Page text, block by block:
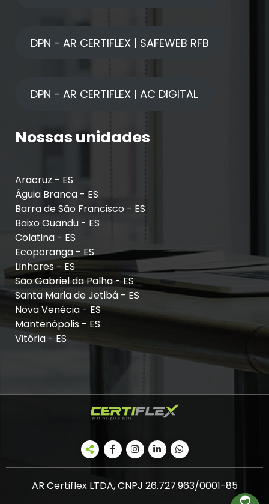
DPN - AR CERTIFLEX | SAFEWEB RFB
DPN - AR CERTIFLEX | AC DIGITAL
Nossas unidades
Aracruz - ES
Águia Branca - ES
Barra de São Francisco - ES
Baixo Guandu - ES
Colatina - ES
Ecoporanga - ES
Linhares - ES
São Gabriel da Palha - ES
Santa Maria de Jetibá - ES
Nova Venécia - ES
Mantenópolis - ES
Vitória - ES
AR Certiflex LTDA, CNPJ 26.727.963/0001-85